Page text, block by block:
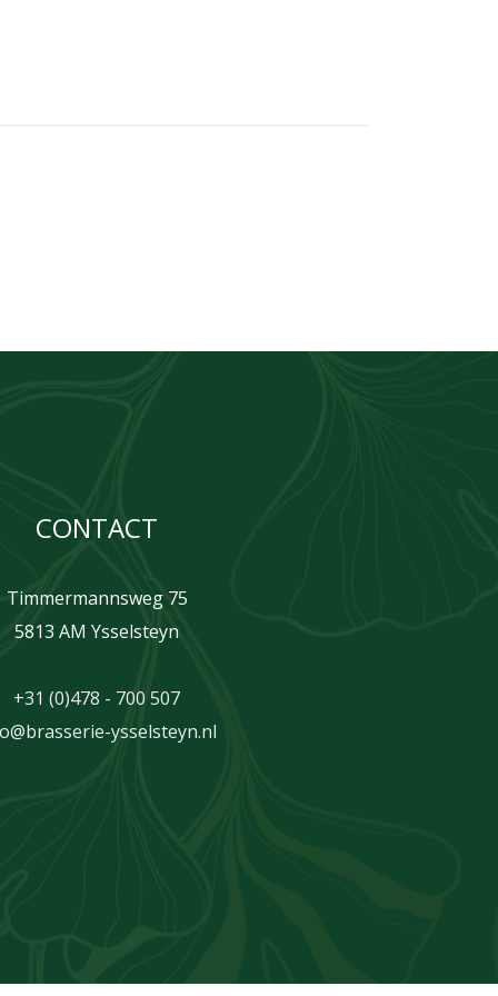
CONTACT
Timmermannsweg 75
5813 AM Ysselsteyn
+31 (0)478 - 700 507
ysselsteyn.nl